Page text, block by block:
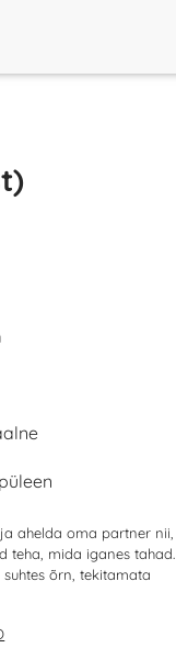
ahelda oma partner nii,
teha, mida iganes tahad.
õrn, tekitamata